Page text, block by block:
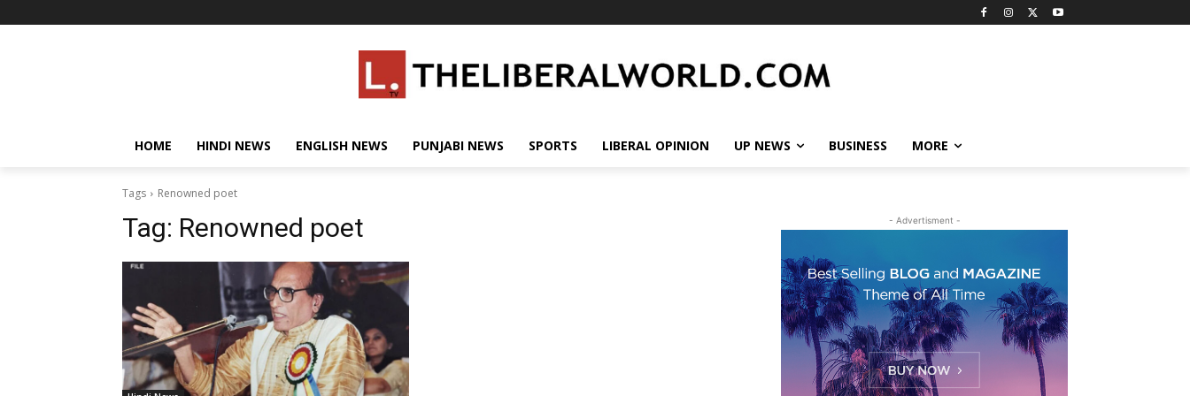
HOME HINDI NEWS ENGLISH NEWS PUNJABI NEWS SPORTS LIBERAL OPINION UP NEWS BUSINESS MORE
Tags Renowned poet
Tag: Renowned poet - Advertisment -